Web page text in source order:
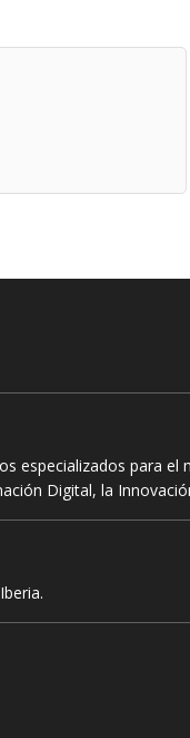
especializados para
Digital, la